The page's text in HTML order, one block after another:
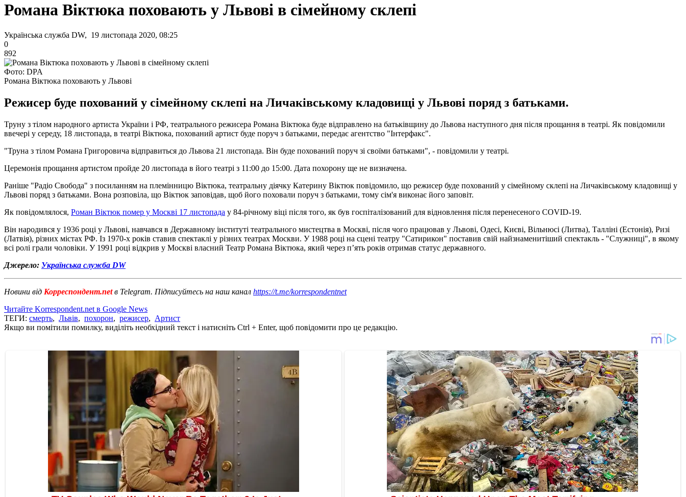
Романа Віктюка поховають у Львові в сімейному склепі
Українська служба DW, 19 листопада 2020, 08:25
0
892
Фото: DPA
Романа Віктюка поховають у Львові
Режисер буде похований у сімейному склепі на Личаківському кладовищі у Львові поряд з батьками.
Труну з тілом народного артиста України і РФ, театрального режисера Романа Віктюка буде відправлено на батьківщину до Львова наступного дня після прощання в театрі. Як повідомили
ввечері у середу, 18 листопада, в театрі Віктюка, похований артист буде поруч з батьками, передає агентство "Інтерфакс".
"Труна з тілом Романа Григоровича відправиться до Львова 21 листопада. Він буде похований поруч зі своїми батьками", - повідомили у театрі.
Церемонія прощання артистом пройде 20 листопада в його театрі з 11:00 до 15:00. Дата похорону ще не визначена.
Раніше "Радіо Свобода" з посиланням на племінницю Віктюка, театральну діячку Катерину Віктюк повідомило, що режисер буде похований у сімейному склепі на Личаківському кладовищі у
Львові поряд з батьками. Вона розповіла, що Віктюк заповідав, щоб його поховали поруч з батьками, тому сім'я виконає його заповіт.
Як повідомлялося, Роман Віктюк помер у Москві 17 листопада у 84-річному віці після того, як був госпіталізований для відновлення після перенесеного COVID-19.
Він народився у 1936 році у Львові, навчався в Державному інституті театрального мистецтва в Москві, після чого працював у Львові, Одесі, Києві, Вільнюсі (Литва), Талліні (Естонія), Ризі
(Латвія), різних містах РФ. Із 1970-х років ставив спектаклі у різних театрах Москви. У 1988 році на сцені театру "Сатирикон" поставив свій найзнаменитіший спектакль - "Служниці", в якому
всі ролі грали чоловіки. У 1991 році відкрив у Москві власний Театр Романа Віктюка, який через п’ять років отримав статус державного.
Джерело: Українська служба DW
Новини від Корреспондент.netв Telegram. Підписуйтесь на наш канал https://t.me/korrespondentnet
Читайте Korrespondent.net в Google News
ТЕГИ: смерть, Львів, похорон, режисер, Артист
Якщо ви помітили помилку, виділіть необхідний текст і натисніть Ctrl + Enter, щоб повідомити про це редакцію.